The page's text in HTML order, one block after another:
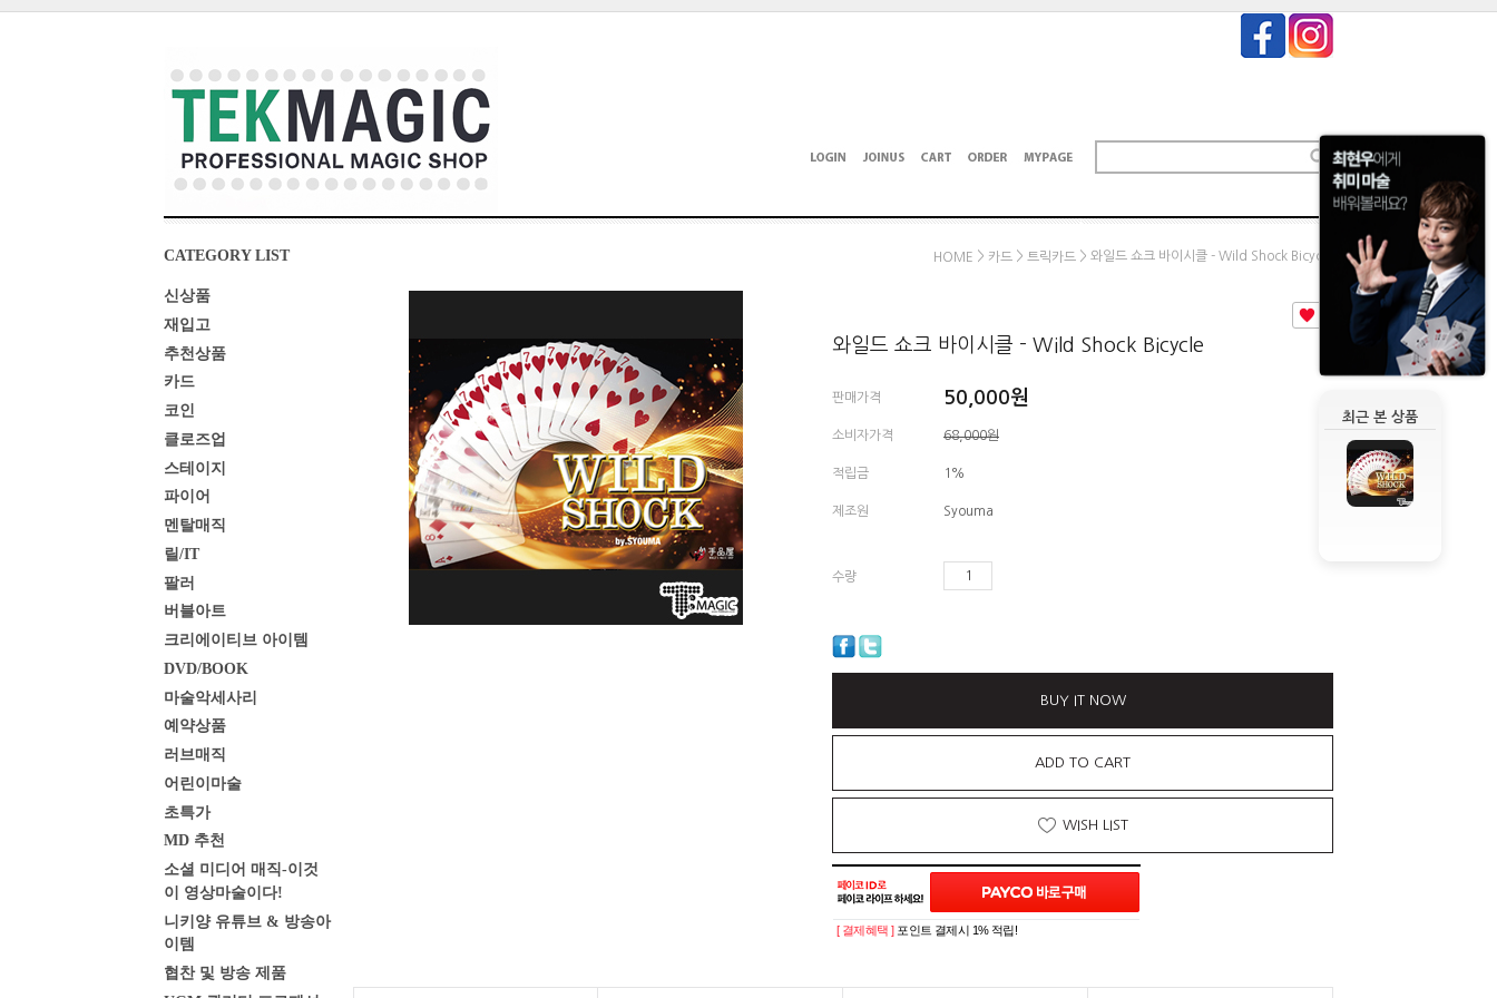
최근 본 상품
CATEGORY LIST
신상품
재입고
추천상품
카드
코인
클로즈업
스테이지
파이어
멘탈매직
릴/IT
팔러
버블아트
크리에이티브 아이템
DVD/BOOK
마술악세사리
예약상품
러브매직
어린이마술
초특가
MD 추천
소셜 미디어 매직-이것
이 영상마술이다!
니키양 유튜브 & 방송아
이템
협찬 및 방송 제품
HOME > 카드 > 트릭카드 > 와일드 쇼크 바이시클 - Wild Shock Bicycle
와일드 쇼크 바이시클 - Wild Shock Bicycle
판매가격 50,000원
소비자가격 68,000원
적립금 1%
제조원 Syouma
수량
BUY IT NOW
ADD TO CART
WISH LIST
[ 결제혜택 ] 포인트 결제시 1% 적립!